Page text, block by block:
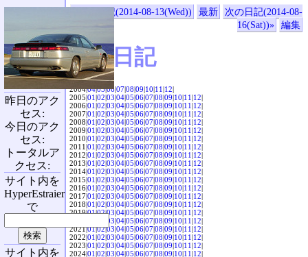
«前の日記(2014-08-13(Wed)) 最新
次の日記(2014-08-
16(Sat))»
編集
SVX日記
2004|04|05|06|07|08|09|10|11|12|
2005|01|02|03|04|05|06|07|08|09|10|11|12|
2006|01|02|03|04|05|06|07|08|09|10|11|12|
2007|01|02|03|04|05|06|07|08|09|10|11|12|
2008|01|02|03|04|05|06|07|08|09|10|11|12|
2009|01|02|03|04|05|06|07|08|09|10|11|12|
2010|01|02|03|04|05|06|07|08|09|10|11|12|
2011|01|02|03|04|05|06|07|08|09|10|11|12|
2012|01|02|03|04|05|06|07|08|09|10|11|12|
2013|01|02|03|04|05|06|07|08|09|10|11|12|
2014|01|02|03|04|05|06|07|08|09|10|11|12|
2015|01|02|03|04|05|06|07|08|09|10|11|12|
2016|01|02|03|04|05|06|07|08|09|10|11|12|
2017|01|02|03|04|05|06|07|08|09|10|11|12|
2018|01|02|03|04|05|06|07|08|09|10|11|12|
2019|01|02|03|04|05|06|07|08|09|10|11|12|
03|04|05|06|07|08|09|10|11|12|
2021|01|02|03|04|05|06|07|08|09|10|11|12|
2022|01|02|03|04|05|06|07|08|09|10|11|12|
2023|01|02|03|04|05|06|07|08|09|10|11|12|
2024|01|02|03|04|05|06|07|08|09|10|11|12|
昨日のアク
セス:
今日のアク
セス:
トータルア
クセス:
サイト内を
HyperEstraier
で
サイト内を